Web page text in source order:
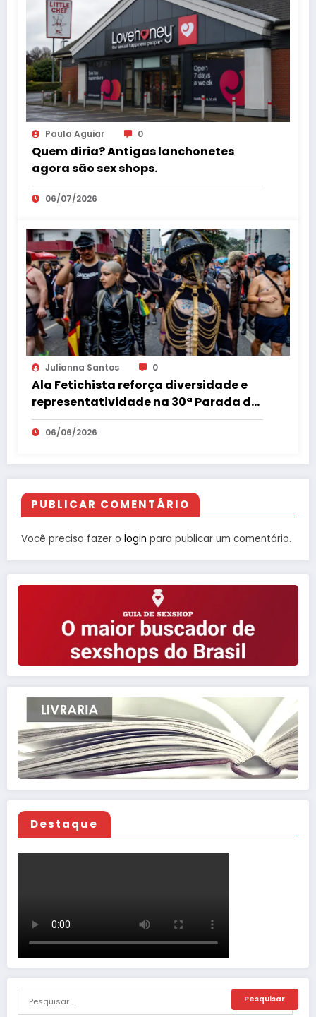
Paula Aguiar 0
Quem diria? Antigas lanchonetes
agora são sex shops.
06/07/2026
Julianna Santos 0
Ala Fetichista reforça diversidade e
representatividade na 30ª Parada do
Orgulho LGBT+ de São Paulo
06/06/2026
PUBLICAR COMENTÁRIO
Você precisa fazer o login para publicar um comentário.
Destaque